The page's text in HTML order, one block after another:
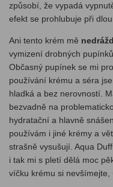
způsobí, že vypadá
efekt se prohlubuje při
Ani tento krém mě
vymizení drobných
Občasný pupínek se mi
používání krému a séra
hladká a bez nerovností.
bezvadně na
hydratační a hlavně
používám i jiné krémy a
strašně vysušují. Aqua
i tak mi s pletí dělá moc
víčku krému si nevšímejte,